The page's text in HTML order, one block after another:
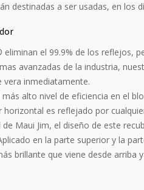
destinadas a ser usadas, en los
eliminan el 99.9% de los reflejos,
avanzadas de la industria,
vera inmediatamente.
alto nivel de eficiencia en el
es reflejado por
de Maui Jim, el diseño de este
en la parte superior y la
brillante que viene desde